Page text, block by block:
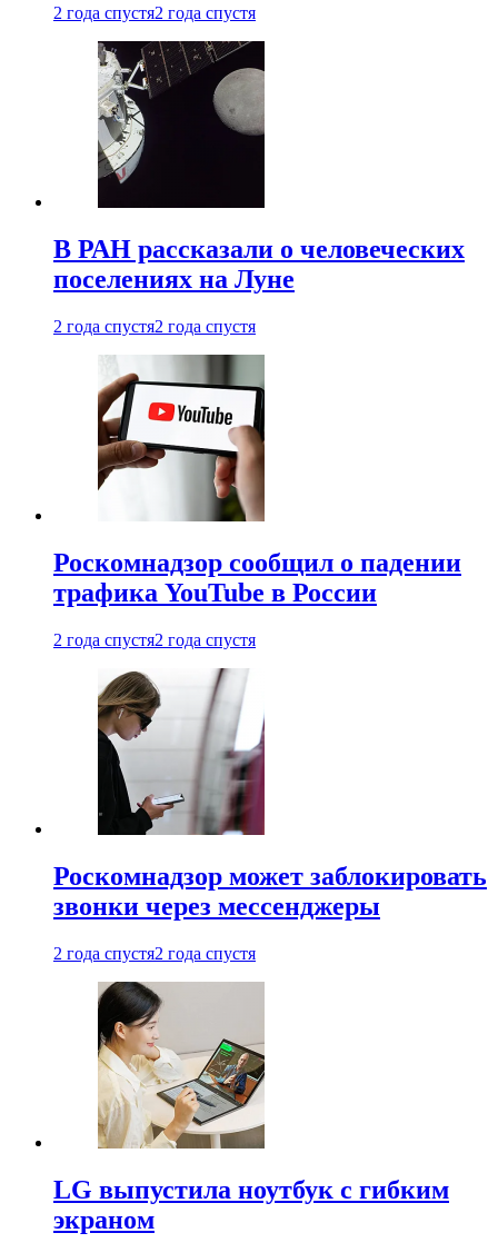
2 года спустя2 года спустя
В РАН рассказали о человеческих
поселениях на Луне
2 года спустя2 года спустя
Роскомнадзор сообщил о падении
трафика YouTube в России
2 года спустя2 года спустя
Роскомнадзор может заблокировать
звонки через мессенджеры
2 года спустя2 года спустя
LG выпустила ноутбук с гибким
экраном